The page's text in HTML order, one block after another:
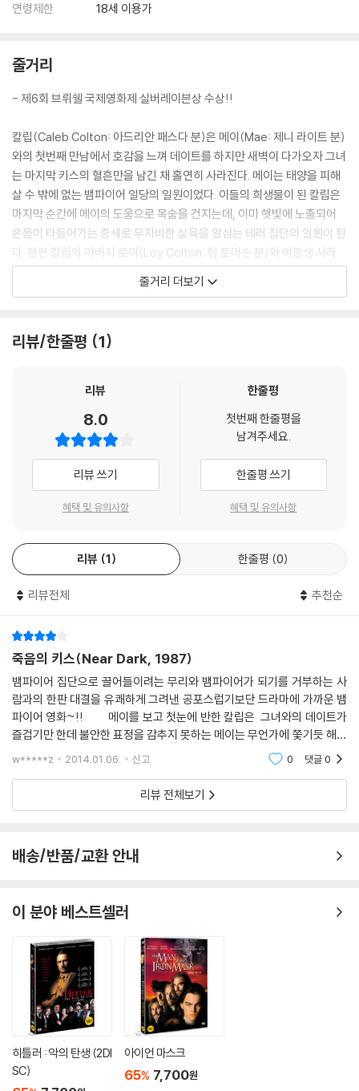
연령제한
18세 이용가
줄거리
- 제6회 브뤼쉘 국제영화제 실버레이븐상 수상!!
칼립(Caleb Colton: 아드리안 패스다 분)은 메이(Mae: 제니 라이트 분)
와의 첫번째 만남에서 호감을 느껴 데이트를 하지만 새벽이 다가오자 그녀
는 마지막 키스의 혈흔만을 남긴 채 홀연히 사라진다. 메이는 태양을 피해
살 수 밖에 없는 뱀파이어 일당의 일원이었다. 이들의 희생물이 된 칼립은
마지막 순간에 메이의 도움으로 목숨을 건지는데, 이미 햇빛에 노출되어
온몸이 타들어가는 증세로 무자비한 살육을 일삼는 테러 집단의 일원이 된
다. 한편 칼립의 아버지 로이(Loy Colton: 팀 토머슨 분)와 여동생 사라
(Sarah Colton: 마시 리즈 분)는 그를 찾기 위해 끈질긴 추적을 벌여 변두
리 모텔에서 칼립을 발견하지만 일당에게 잡히고 만다. 격투 끝에 탈출한
이 기다리고 있다.
줄거리 더보기
리뷰/한줄평 1
리뷰
8.0
리뷰 쓰기
혜택 및 유의사항
한줄평
첫번째 한줄평을
남겨주세요.
한줄평 쓰기
혜택 및 유의사항
리뷰 1 한줄평 0
리뷰전체 추천순
죽음의 키스(Near Dark, 1987)
뱀파이어 집단으로 끌어들이려는 무리와 뱀파이어가 되기를 거부하는 사
람과의 한판 대결을 유쾌하게 그려낸 공포스럽기보단 드라마에 가까운 뱀
파이어 영화~!! 메이를 보고 첫눈에 반한 칼립은 그녀와의 데이트가
즐겁기만 한데 불안한 표정을 감추지 못하는 메이는 무언가에 쫓기듯 해뜨
기 전에 집에 가야 한다며 칼립을 재촉한다 메이와의 이별
w*****z 2014.01.06. 신고 0 댓글0
리뷰 전체보기
배송/반품/교환 안내
이 분야 베스트셀러
히틀러 : 악의 탄생 (2DI
SC)
아이언 마스크
65% 7,700원